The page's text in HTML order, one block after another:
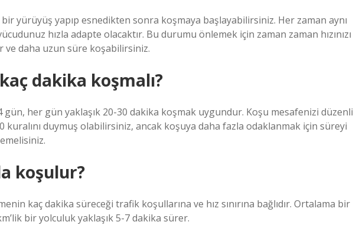
yürüyüş yapıp esnedikten sonra koşmaya başlayabilirsiniz. Her zaman aynı
hızla adapte olacaktır. Bu durumu önlemek için zaman zaman hızınızı
daha uzun süre koşabilirsiniz.
dakika koşmalı?
her gün yaklaşık 20-30 dakika koşmak uygundur. Koşu mesafenizi düzenli
kuralını duymuş olabilirsiniz, ancak koşuya daha fazla odaklanmak için süreyi
koşulur?
kaç dakika süreceği trafik koşullarına ve hız sınırına bağlıdır. Ortalama bir
bir yolculuk yaklaşık 5-7 dakika sürer.